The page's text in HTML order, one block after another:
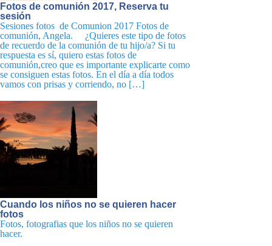
Fotos de comunión 2017, Reserva tu
sesión
Sesiones fotos de Comunion 2017 Fotos de
comunión, Angela. ¿Quieres este tipo de fotos
de recuerdo de la comunión de tu hijo/a? Si tu
respuesta es sí, quiero estas fotos de
comunión,creo que es importante explicarte como
se consiguen estas fotos. En el día a día todos
vamos con prisas y corriendo, no […]
Cuando los niños no se quieren hacer
fotos
Fotos, fotografias que los niños no se quieren
hacer.